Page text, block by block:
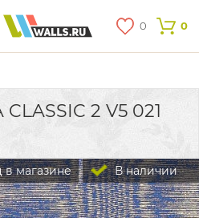
0 0
2 V5 021
В наличии
магазине